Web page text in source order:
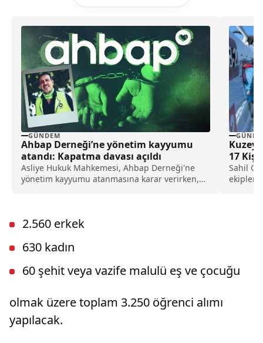
GÜNDEM
Ahbap Derneği’ne yönetim kayyumu
atandı: Kapatma davası açıldı
Asliye Hukuk Mahkemesi, Ahbap Derneği'ne
yönetim kayyumu atanmasına karar verirken,
Kuzey
17 Kişi
Sahil
ekipleri,
2.560 erkek
630 kadın
60 şehit veya vazife malulü eş ve çocuğu
olmak üzere toplam 3.250 öğrenci alımı
yapılacak.